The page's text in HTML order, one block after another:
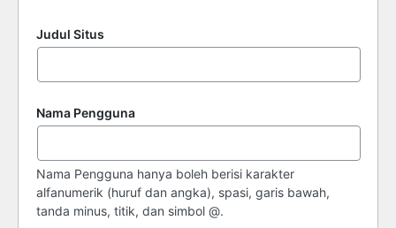
Judul Situs
Nama Pengguna
Nama Pengguna hanya boleh berisi karakter
alfanumerik (huruf dan angka), spasi, garis bawah,
tanda minus, titik, dan simbol @.